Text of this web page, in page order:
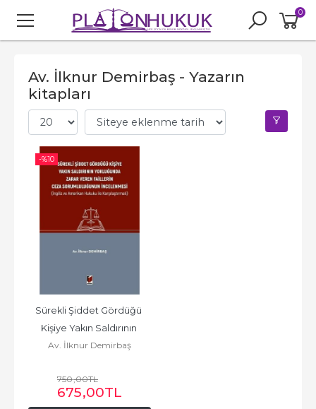
0
Av. İlknur Demirbaş - Yazarın
kitapları
-%10
Sürekli Şiddet Gördüğü
Kişiye Yakın Saldırının
Yokluğunda Zarar Veren...
Av. İlknur Demirbaş
750,00TL
675,00TL